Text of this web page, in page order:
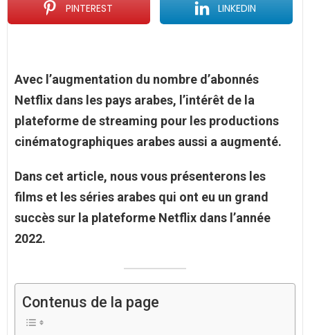
PINTEREST LINKEDIN
Avec l’augmentation du nombre d’abonnés
Netflix dans les pays arabes, l’intérêt de la
plateforme de streaming pour les productions
cinématographiques arabes aussi a augmenté.
Dans cet article, nous vous présenterons les
films et les séries arabes qui ont eu un grand
succès sur la plateforme Netflix dans l’année
2022.
Contenus de la page